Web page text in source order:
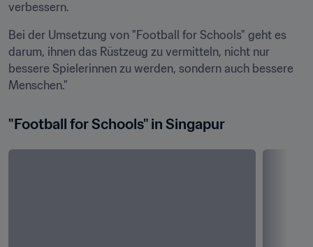
verbessern.
Bei der Umsetzung von "Football for Schools" geht es
darum, ihnen das Rüstzeug zu vermitteln, nicht nur
bessere Spielerinnen zu werden, sondern auch bessere
Menschen."
"Football for Schools" in Singapur